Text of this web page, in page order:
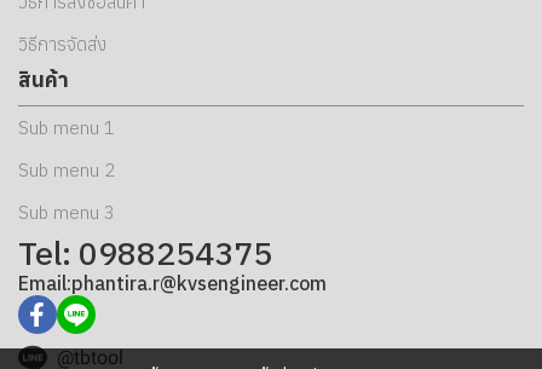
วิธีการจัดส่ง
สินค้า
Sub menu 1
Sub menu 2
Sub menu 3
Tel: 0988254375
Email:phantira.r@kvsengineer.com
@tbtool